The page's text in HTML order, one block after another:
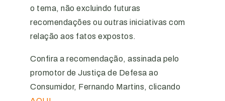
o tema, não excluindo futuras
recomendações ou outras iniciativas com
relação aos fatos expostos.
Confira a recomendação, assinada pelo
promotor de Justiça de Defesa ao
Consumidor, Fernando Martins, clicando